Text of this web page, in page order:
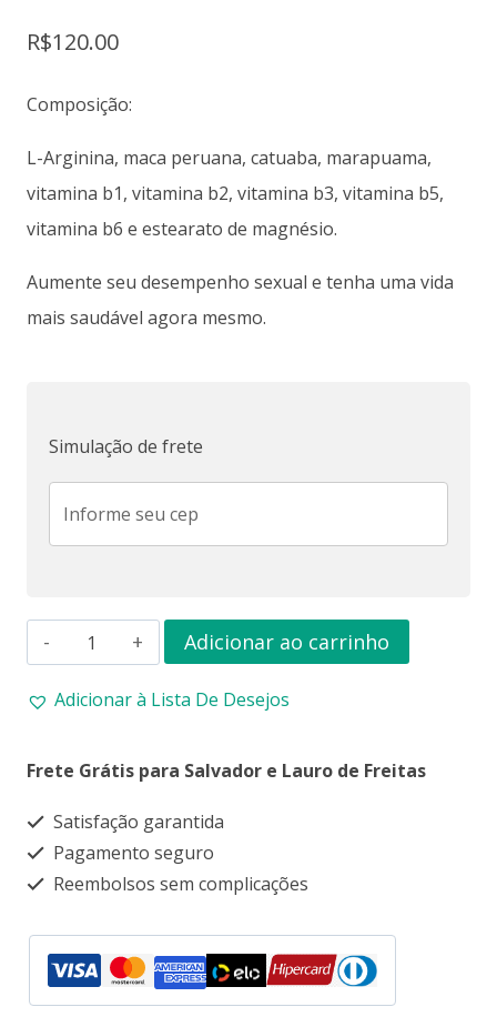
R$120.00
Composição:
L-Arginina, maca peruana, catuaba, marapuama,
vitamina b1, vitamina b2, vitamina b3, vitamina b5,
vitamina b6 e estearato de magnésio.
Aumente seu desempenho sexual e tenha uma vida
mais saudável agora mesmo.
Simulação de frete
TADATURBO
PREMIUM
-
Sexual.
quantidade
Adicionar ao carrinho
Adicionar à Lista De Desejos
Frete Grátis para Salvador e Lauro de Freitas
Satisfação garantida
Pagamento seguro
Reembolsos sem complicações